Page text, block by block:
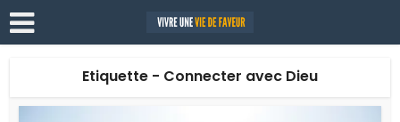
Etiquette - Connecter avec Dieu